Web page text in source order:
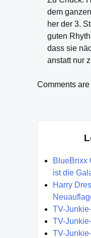
dem
her der 3.
guten
dass sie
anstatt nur
Comments
BlueBrixx
ist die
Harry
TV-
TV-
TV-